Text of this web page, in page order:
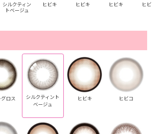
シルクティン
トベージュ
ヒビキ ヒビキ ヒビキ ヒ
ロス
シルクティント
ベージュ
ヒビキ ヒビコ